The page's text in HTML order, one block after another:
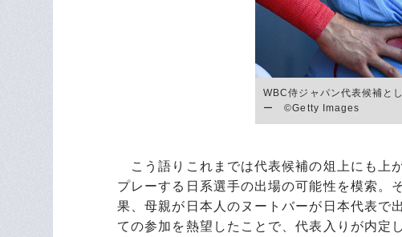
WBC侍ジャパン代表候補と
ー ©︎Getty Images
こう語りこれまでは代表候補の俎上にも上
プレーする日系選手の出場の可能性を模索。
果、母親が日本人のヌートバーが日本代表で
ての参加を熱望したことで、代表入りが内定